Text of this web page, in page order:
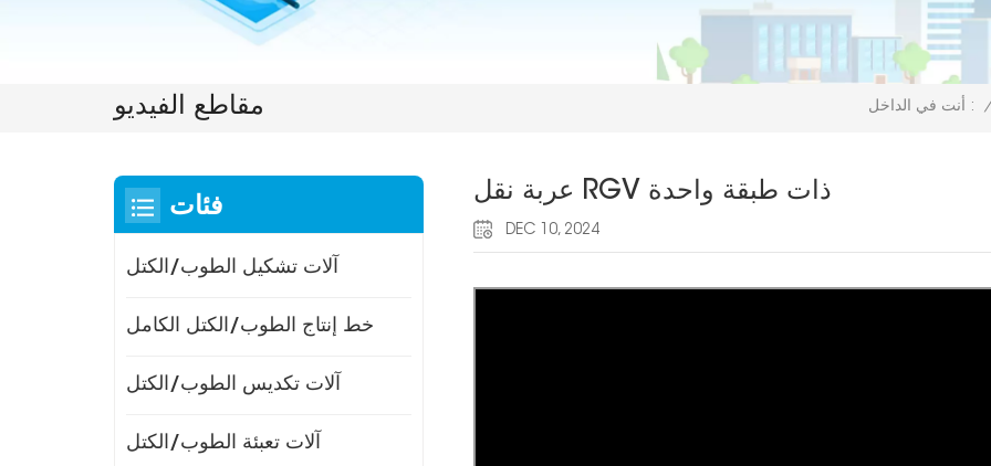
مقاطع الفيديو أنت في الداخل : /
عربة نقل RGV ذات طبقة واحدة
DEC 10, 2024
فئات
آلات تشكيل الطوب/الكتل
خط إنتاج الطوب/الكتل الكامل
آلات تكديس الطوب/الكتل
آلات تعبئة الطوب/الكتل